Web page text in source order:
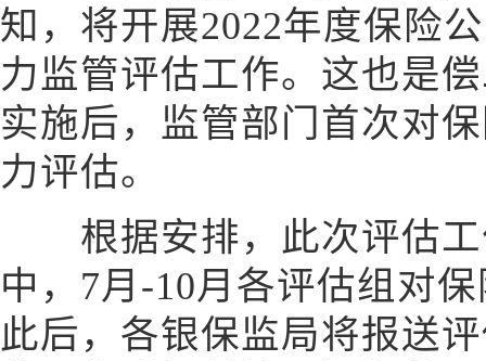
知，将开展2022年度保险
力监管评估工作。这也是
实施后，监管部门首次对
力评估。
根据安排，此次评估工
中，7月-10月各评估组对
此后，各银保监局将报送